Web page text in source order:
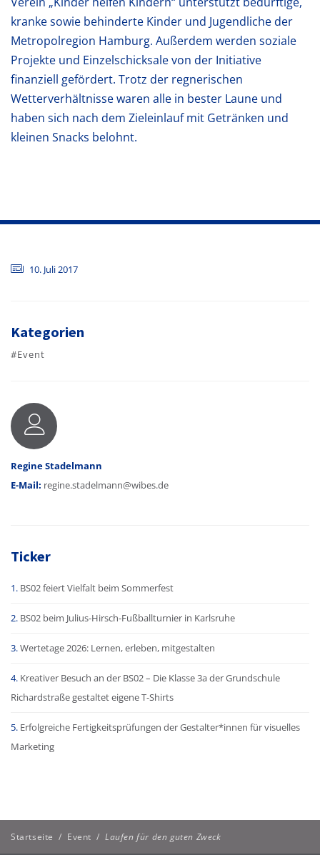
kranke sowie behinderte Kinder und Jugendliche der
Metropolregion Hamburg. Außerdem werden soziale
Projekte und Einzelschicksale von der Initiative
finanziell gefördert. Trotz der regnerischen
Wetterverhältnisse waren alle in bester Laune und
haben sich nach dem Zieleinlauf mit Getränken und
kleinen Snacks belohnt.
10. Juli 2017
Kategorien
#Event
Autor
Regine Stadelmann
E-Mail: regine.stadelmann@wibes.de
Ticker
BS02 feiert Vielfalt beim Sommerfest
BS02 beim Julius-Hirsch-Fußballturnier in Karlsruhe
Wertetage 2026: Lernen, erleben, mitgestalten
Kreativer Besuch an der BS02 – Die Klasse 3a der Grundschule
Richardstraße gestaltet eigene T-Shirts
Erfolgreiche Fertigkeitsprüfungen der Gestalter*innen für visuelles
Marketing
Startseite / Event / Laufen für den guten Zweck